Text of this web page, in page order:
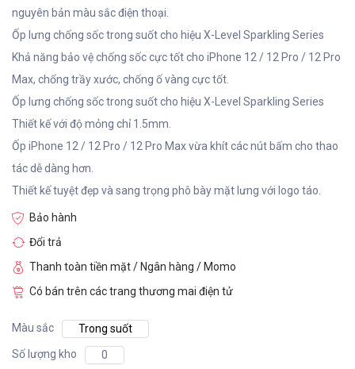
nguyên bản màu sắc điện thoại.
Ốp lưng chống sốc trong suốt cho hiệu X-Level Sparkling Series
Khả năng bảo vệ chống sốc cực tốt cho iPhone 12 / 12 Pro / 12 Pro
Max, chống trầy xước, chống ố vàng cực tốt.
Ốp lưng chống sốc trong suốt cho hiệu X-Level Sparkling Series
Thiết kế với độ mỏng chỉ 1.5mm.
Ốp iPhone 12 / 12 Pro / 12 Pro Max vừa khít các nút bấm cho thao
tác dễ dàng hơn.
Thiết kế tuyệt đẹp và sang trọng phô bày mặt lưng với logo táo.
Bảo hành
Đổi trả
Thanh toàn tiền mặt / Ngân hàng / Momo
Có bán trên các trang thương mai điện tử
Màu sắc
Trong suốt
Số lượng kho
0